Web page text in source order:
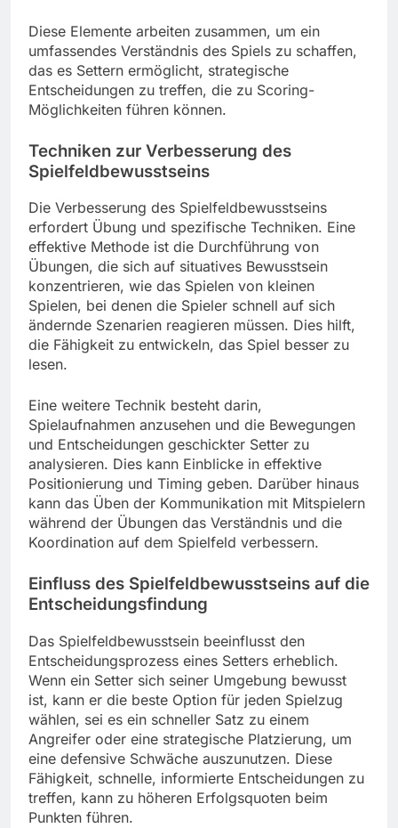
Diese Elemente arbeiten zusammen, um ein
umfassendes Verständnis des Spiels zu schaffen,
das es Settern ermöglicht, strategische
Entscheidungen zu treffen, die zu Scoring-
Möglichkeiten führen können.
Techniken zur Verbesserung des
Spielfeldbewusstseins
Die Verbesserung des Spielfeldbewusstseins
erfordert Übung und spezifische Techniken. Eine
effektive Methode ist die Durchführung von
Übungen, die sich auf situatives Bewusstsein
konzentrieren, wie das Spielen von kleinen
Spielen, bei denen die Spieler schnell auf sich
ändernde Szenarien reagieren müssen. Dies hilft,
die Fähigkeit zu entwickeln, das Spiel besser zu
lesen.
Eine weitere Technik besteht darin,
Spielaufnahmen anzusehen und die Bewegungen
und Entscheidungen geschickter Setter zu
analysieren. Dies kann Einblicke in effektive
Positionierung und Timing geben. Darüber hinaus
kann das Üben der Kommunikation mit Mitspielern
während der Übungen das Verständnis und die
Koordination auf dem Spielfeld verbessern.
Einfluss des Spielfeldbewusstseins auf die
Entscheidungsfindung
Das Spielfeldbewusstsein beeinflusst den
Entscheidungsprozess eines Setters erheblich.
Wenn ein Setter sich seiner Umgebung bewusst
ist, kann er die beste Option für jeden Spielzug
wählen, sei es ein schneller Satz zu einem
Angreifer oder eine strategische Platzierung, um
eine defensive Schwäche auszunutzen. Diese
Fähigkeit, schnelle, informierte Entscheidungen zu
treffen, kann zu höheren Erfolgsquoten beim
Punkten führen.